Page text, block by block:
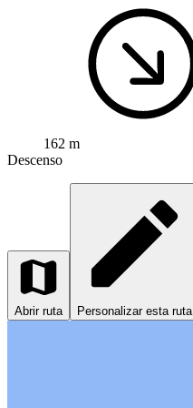
162 m
Descenso
Abrir ruta Personalizar esta ruta